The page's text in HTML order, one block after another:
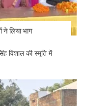
ने लिया भाग
विशाल की स्मृति में